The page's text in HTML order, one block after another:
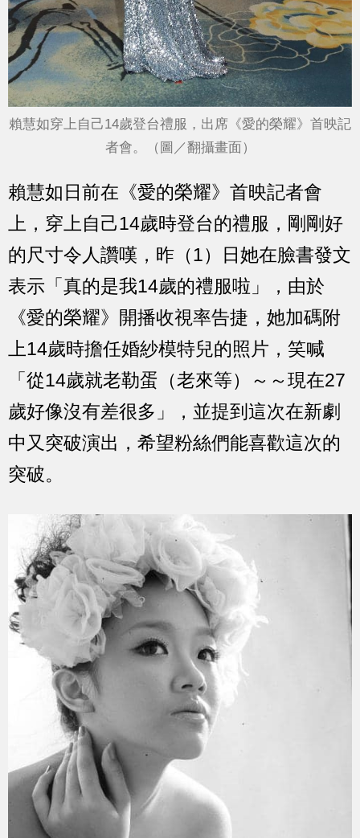
賴慧如穿上自己14歲登台禮服，出席《愛的榮耀》首映記
者會。（圖／翻攝畫面）
賴慧如日前在《愛的榮耀》首映記者會
上，穿上自己14歲時登台的禮服，剛剛好
的尺寸令人讚嘆，昨（1）日她在臉書發文
表示「真的是我14歲的禮服啦」，由於
《愛的榮耀》開播收視率告捷，她加碼附
上14歲時擔任婚紗模特兒的照片，笑喊
「從14歲就老勒蛋（老來等）～～現在27
歲好像沒有差很多」，並提到這次在新劇
中又突破演出，希望粉絲們能喜歡這次的
突破。